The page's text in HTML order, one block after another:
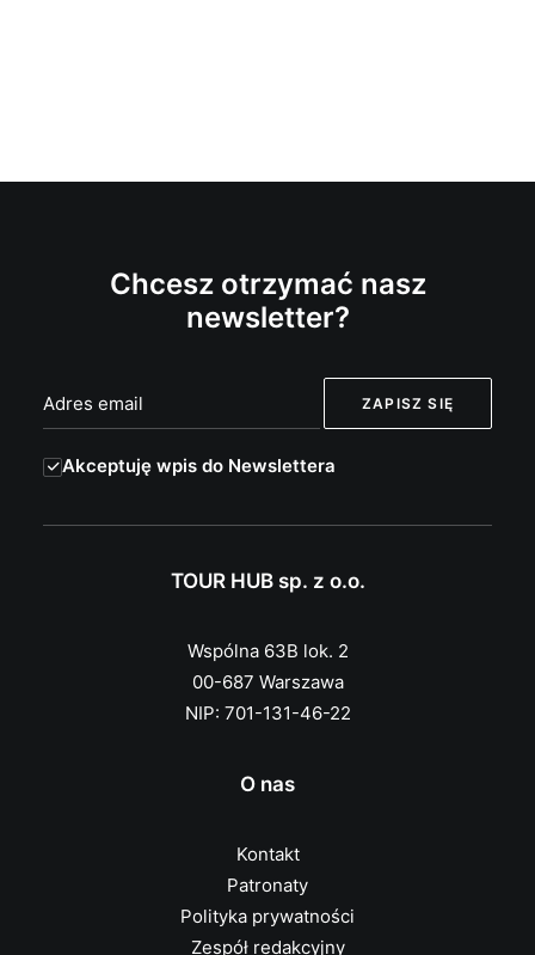
Chcesz otrzymać nasz
newsletter?
Akceptuję wpis do Newslettera
TOUR HUB sp. z o.o.
Wspólna 63B lok. 2
00-687 Warszawa
NIP: 701-131-46-22
O nas
Kontakt
Patronaty
Polityka prywatności
Zespół redakcyjny